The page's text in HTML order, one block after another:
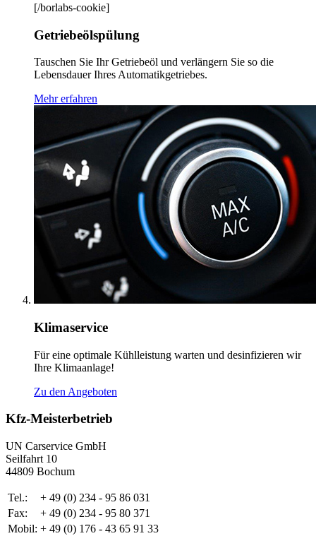
[/borlabs-cookie]
Getriebeölspülung
Tauschen Sie Ihr Getriebeöl und verlängern Sie so die
Lebensdauer Ihres Automatikgetriebes.
Mehr erfahren
Klimaservice
Für eine optimale Kühlleistung warten und desinfizieren wir
Ihre Klimaanlage!
Zu den Angeboten
Kfz-Meisterbetrieb
UN Carservice GmbH
Seilfahrt 10
44809 Bochum
Tel.:
+ 49 (0) 234 - 95 86 031
Fax:
+ 49 (0) 234 - 95 80 371
Mobil: + 49 (0) 176 - 43 65 91 33